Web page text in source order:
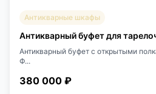
Антикварные шкафы
Антикварный буфет для
Антикварный буфет с открытыми
Ф...
380 000 ₽